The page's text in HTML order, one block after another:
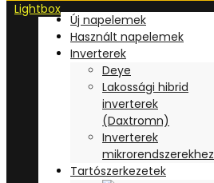
Új napelemek
Használt napelemek
Inverterek
Deye
Lakossági hibrid
inverterek
(Daxtromn)
Inverterek
mikrorendszerekhez
Tartószerkezetek
Lightbox